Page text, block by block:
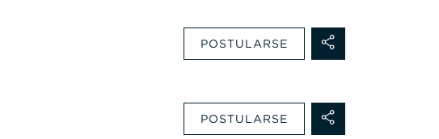
POSTULARSE
POSTULARSE